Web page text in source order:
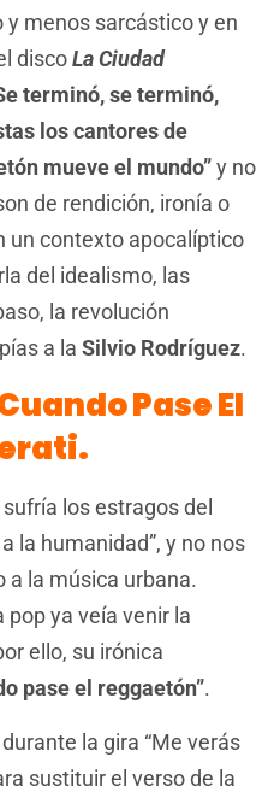
menos sarcástico y en
discoLa Ciudad
terminó, se terminó,
los cantores de
mueve el mundo”y no
de rendición, ironía o
un contexto apocalíptico
del idealismo, las
la revolución
a la Silvio Rodríguez.
Pase El
los estragos del
la humanidad”, y no nos
a la música urbana.
ya veía venir la
ello, su irónica
pase el reggaetón”.
la gira “Me verás
sustituir el verso de la